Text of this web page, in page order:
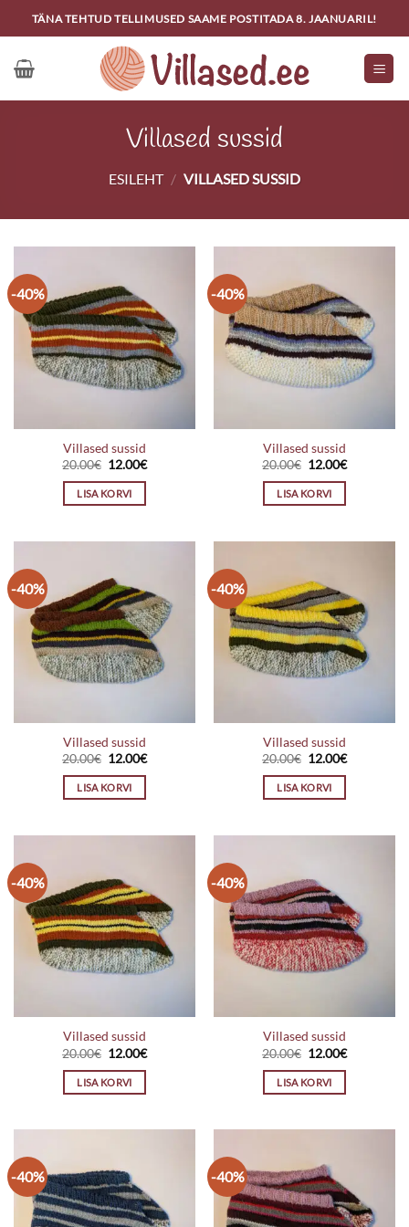
to
content
TÄNA TEHTUD TELLIMUSED SAAME POSTITADA 8. JAANUARIL!
Villased sussid
ESILEHT / VILLASED SUSSID
-40%
Villased sussid
20.00€ Algne
oli:
20.00€.
12.00€Praegune
LISA KORVI
-40%
Villased sussid
20.00€ Algne
oli:
20.00€.
12.00€Praegune
LISA KORVI
-40%
Villased sussid
20.00€ Algne
oli:
20.00€.
12.00€Praegune
LISA KORVI
-40%
Villased sussid
20.00€ Algne
oli:
20.00€.
12.00€Praegune
LISA KORVI
-40%
Villased sussid
20.00€ Algne
oli:
20.00€.
12.00€Praegune
LISA KORVI
-40%
Villased sussid
20.00€ Algne
oli:
20.00€.
12.00€Praegune
LISA KORVI
-40% -40%